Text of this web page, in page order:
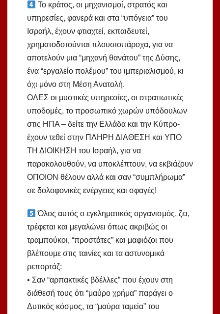
Το κράτος, οι μηχανισμοί, στρατός και
υπηρεσίες, φανερά και στα “υπόγεια” του
Ισραήλ, έχουν φτιαχτεί, εκπαιδευτεί,
χρηματοδοτούνται πλουσιοπάροχα, για να
αποτελούν μια “μηχανή θανάτου” της Δύσης,
ένα “εργαλείο πολέμου” του ιμπεριαλισμού, κι
όχι μόνο στη Μέση Ανατολή.
ΟΛΕΣ οι μυστικές υπηρεσίες, οι στρατιωτικές
υποδομές, το προσωπικό χωρών υπόδουλων
στις ΗΠΑ – δείτε την Ελλάδα και την Κύπρο-
έχουν τεθεί στην ΠΛΗΡΗ ΔΙΑΘΕΣΗ και ΥΠΟ
ΤΗ ΔΙΟΙΚΗΣΗ του Ισραήλ, για να
παρακολουθούν, να υποκλέπτουν, να εκβιάζουν
ΟΠΟΙΟΝ θέλουν αλλά και σαν “συμπλήρωμα”
σε δολοφονικές ενέργειες και σφαγές!
Όλος αυτός ο εγκληματικός οργανισμός, ζει,
τρέφεται και μεγαλώνει όπως ακριβώς οι
τραμπούκοι, “προστάτες” και μαφιόζοι που
βλέπουμε στις ταινίες και τα αστυνομικά
ρεπορτάζ:
• Σαν “αρπακτικές βδέλλες” που έχουν στη
διάθεσή τους ότι “μαύρο χρήμα” παράγει ο
Δυτικός κόσμος, τα “μαύρα ταμεία” του